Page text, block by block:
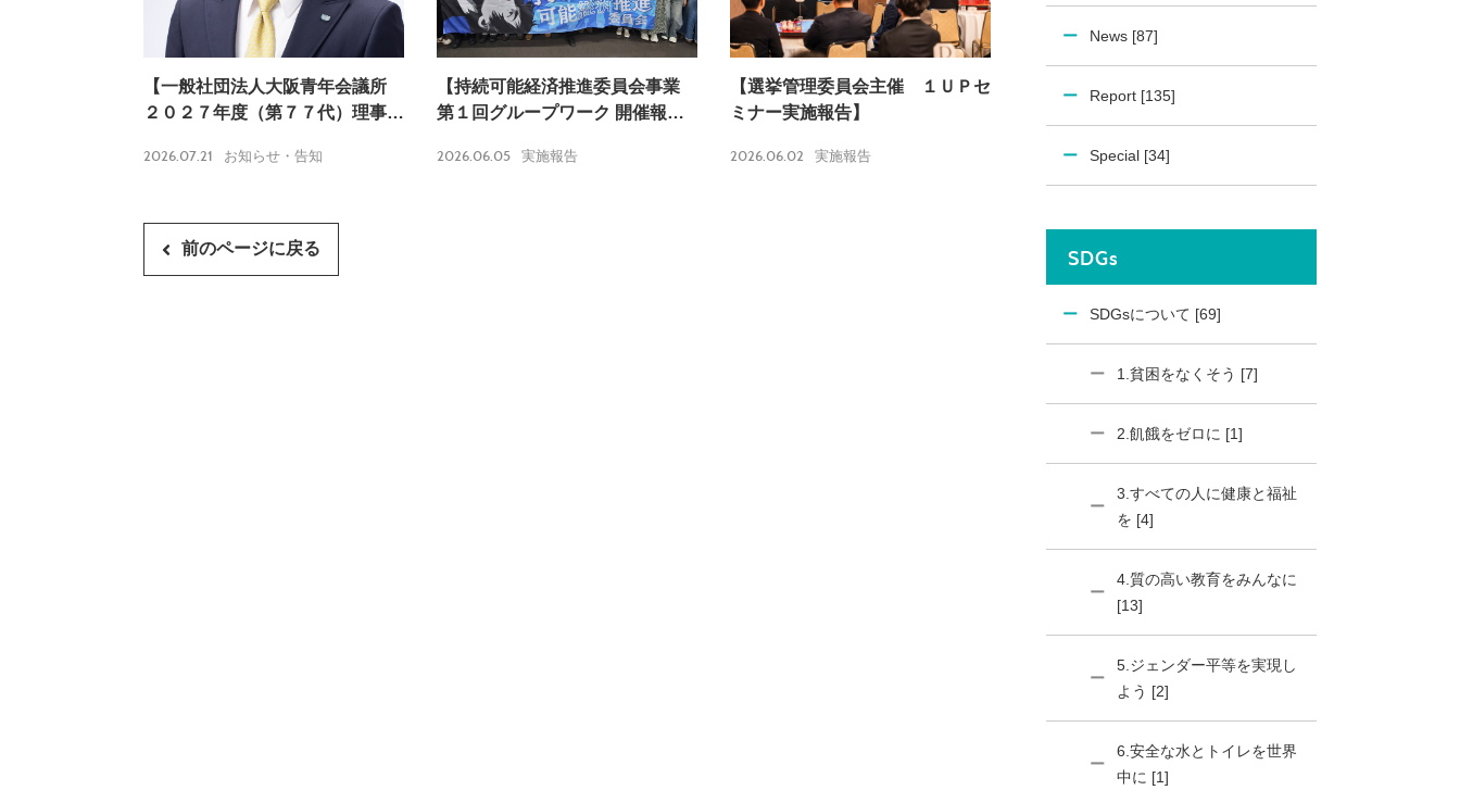
【一般社団法人大阪青年会議所
２０２７年度（第７７代）理事長
2026.07.21 お知らせ・告知
【持続可能経済推進委員会事業
第１回グループワーク 開催報
2026.06.05 実施報告
【選挙管理委員会主催 １ＵＰセ
ミナー実施報告】
2026.06.02 実施報告
前のページに戻る
News [87]
Report [135]
Special [34]
SDGs
SDGsについて [69]
1.貧困をなくそう [7]
2.飢餓をゼロに [1]
3.すべての人に健康と福祉
を [4]
4.質の高い教育をみんなに
[13]
5.ジェンダー平等を実現し
よう [2]
6.安全な水とトイレを世界
中に [1]